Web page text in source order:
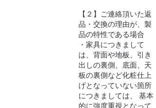
【２】ご連絡頂いた返
品・交換の理由が、製
品の特性である場合
・家具につきまして
は、背面や地板、引き
出しの裏側、底面、天
板の裏側など化粧仕上
げとなっていない箇所
につきましては、 基本
的に強度重視となって